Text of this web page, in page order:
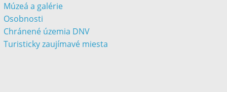
Múzeá a galérie
Osobnosti
Chránené územia DNV
Turisticky zaujímavé miesta